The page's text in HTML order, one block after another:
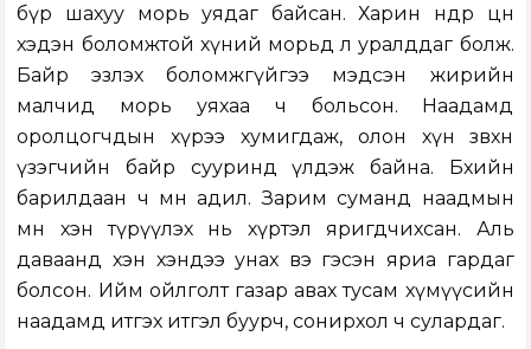
бүр шахуу морь уядаг байсан. Харин өнөөдөр цөөн
хэдэн боломжтой хүний морьд л уралддаг болж.
Байр эзлэх боломжгүйгээ мэдсэн жирийн
малчид морь уяхаа ч больсон. Наадамд
оролцогчдын хүрээ хумигдаж, олон хүн зөвхөн
үзэгчийн байр сууринд үлдэж байна. Бөхийн
барилдаан ч мөн адил. Зарим суманд наадмын
өмнө хэн түрүүлэх нь хүртэл яригдчихсан. Аль
даваанд хэн хэндээ унах вэ гэсэн яриа гардаг
болсон. Ийм ойлголт газар авах тусам хүмүүсийн
наадамд итгэх итгэл буурч, сонирхол ч сулардаг.